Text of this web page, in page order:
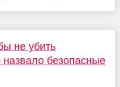
не убить
назвало безопасные